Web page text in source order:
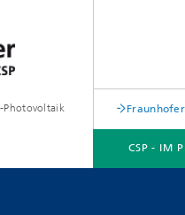
Photovoltaik
CSP - IM